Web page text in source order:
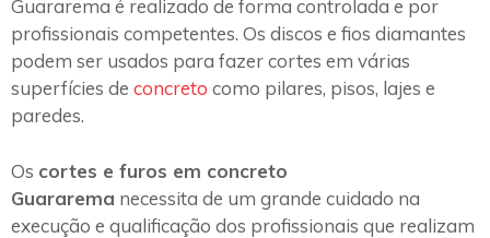
Guararema é realizado de forma controlada e por
profissionais competentes. Os discos e fios diamantes
podem ser usados para fazer cortes em várias
superfícies de concreto como pilares, pisos, lajes e
paredes.
Os cortes e furos em concreto
Guararema necessita de um grande cuidado na
execução e qualificação dos profissionais que realizam